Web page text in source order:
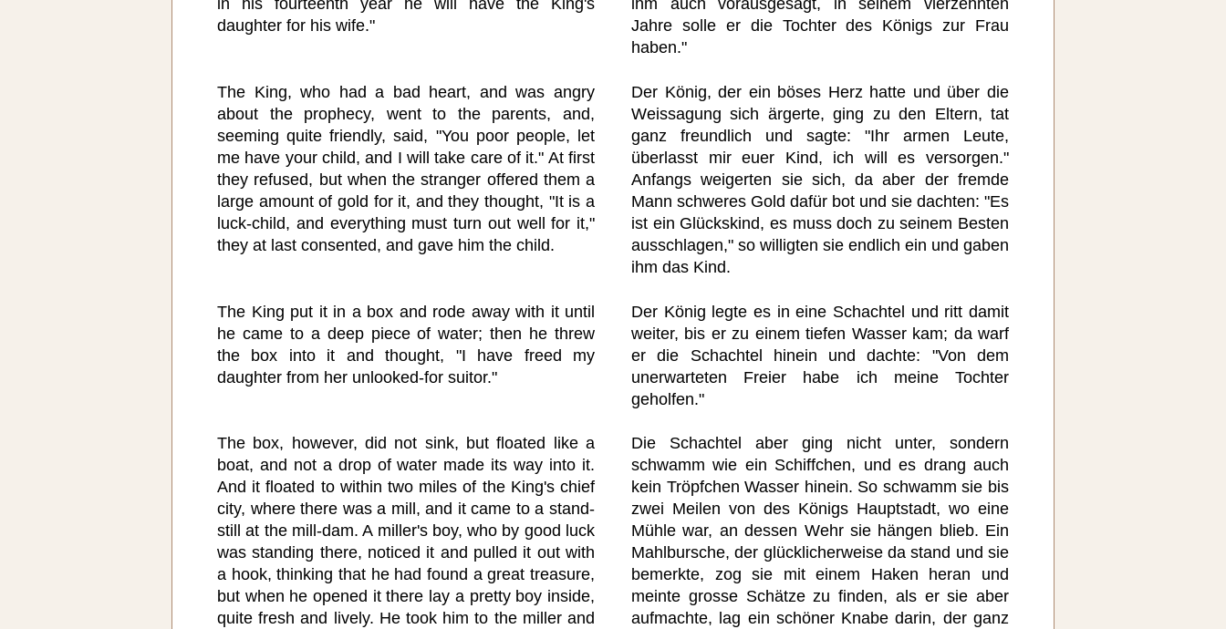
in his fourteenth year he will have the King's
daughter for his wife."
ihm auch vorausgesagt, in seinem vierzehnten
Jahre solle er die Tochter des Königs zur Frau
haben."
The King, who had a bad heart, and was angry
about the prophecy, went to the parents, and,
seeming quite friendly, said, "You poor people, let
me have your child, and I will take care of it." At first
they refused, but when the stranger offered them a
large amount of gold for it, and they thought, "It is a
luck-child, and everything must turn out well for it,"
they at last consented, and gave him the child.
Der König, der ein böses Herz hatte und über die
Weissagung sich ärgerte, ging zu den Eltern, tat
ganz freundlich und sagte: "Ihr armen Leute,
überlasst mir euer Kind, ich will es versorgen."
Anfangs weigerten sie sich, da aber der fremde
Mann schweres Gold dafür bot und sie dachten: "Es
ist ein Glückskind, es muss doch zu seinem Besten
ausschlagen," so willigten sie endlich ein und gaben
ihm das Kind.
The King put it in a box and rode away with it until
he came to a deep piece of water; then he threw
the box into it and thought, "I have freed my
daughter from her unlooked-for suitor."
Der König legte es in eine Schachtel und ritt damit
weiter, bis er zu einem tiefen Wasser kam; da warf
er die Schachtel hinein und dachte: "Von dem
unerwarteten Freier habe ich meine Tochter
geholfen."
The box, however, did not sink, but floated like a
boat, and not a drop of water made its way into it.
And it floated to within two miles of the King's chief
city, where there was a mill, and it came to a stand-
still at the mill-dam. A miller's boy, who by good luck
was standing there, noticed it and pulled it out with
a hook, thinking that he had found a great treasure,
but when he opened it there lay a pretty boy inside,
quite fresh and lively. He took him to the miller and
Die Schachtel aber ging nicht unter, sondern
schwamm wie ein Schiffchen, und es drang auch
kein Tröpfchen Wasser hinein. So schwamm sie bis
zwei Meilen von des Königs Hauptstadt, wo eine
Mühle war, an dessen Wehr sie hängen blieb. Ein
Mahlbursche, der glücklicherweise da stand und sie
bemerkte, zog sie mit einem Haken heran und
meinte grosse Schätze zu finden, als er sie aber
aufmachte, lag ein schöner Knabe darin, der ganz